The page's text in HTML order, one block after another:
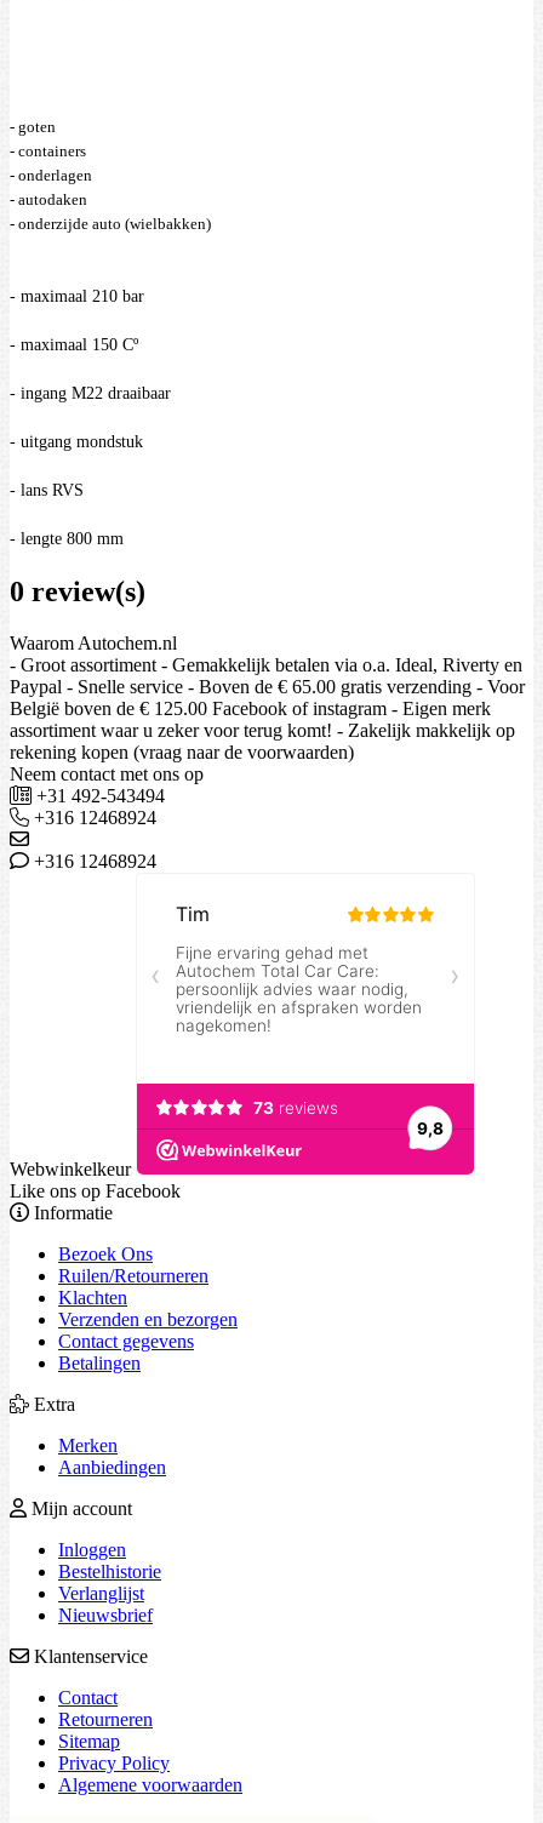
- goten
- containers
- onderlagen
- autodaken
- onderzijde auto (wielbakken)
- maximaal 210 bar
- maximaal 150 Cº
- ingang M22 draaibaar
- uitgang mondstuk
- lans RVS
- lengte 800 mm
0 review(s)
Waarom Autochem.nl
- Groot assortiment - Gemakkelijk betalen via o.a. Ideal, Riverty en
Paypal - Snelle service - Boven de € 65.00 gratis verzending - Voor
België boven de € 125.00 Facebook of instagram - Eigen merk
assortiment waar u zeker voor terug komt! - Zakelijk makkelijk op
rekening kopen (vraag naar de voorwaarden)
Neem contact met ons op
+31 492-543494
+316 12468924
+316 12468924
Webwinkelkeur
Like ons op Facebook
Informatie
Bezoek Ons
Ruilen/Retourneren
Klachten
Verzenden en bezorgen
Contact gegevens
Betalingen
Extra
Merken
Aanbiedingen
Mijn account
Inloggen
Bestelhistorie
Verlanglijst
Nieuwsbrief
Klantenservice
Contact
Retourneren
Sitemap
Privacy Policy
Algemene voorwaarden